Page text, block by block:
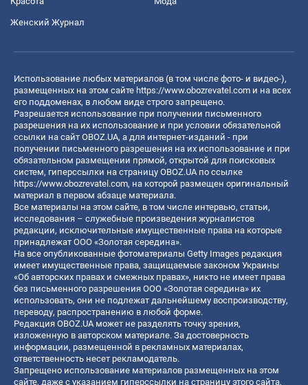
Женский Журнал
Использование любых материалов (в том числе фото- и видео-),
размещенных на этом сайте https://www.obozrevatel.com и на всех
его поддоменах, в любом виде строго запрещено.
Разрешается использование при получении письменного
разрешения на их использование и при условии обязательной
ссылки на сайт OBOZ.UA, а для интернет-изданий - при
получении письменного разрешения на их использование и при
обязательном размещении прямой, открытой для поисковых
систем, гиперссылки на страницу OBOZ.UA по ссылке
https://www.obozrevatel.com, на которой размещен оригинальный
материал в первом абзаце материала.
Все материалы на этом сайте, в том числе интервью, статьи,
исследования – служебные произведения журналистов
редакции, исключительные имущественные права на которые
принадлежат ООО «Золотая середина».
На все опубликованные фотоматериалы Getty Images редакция
имеет имущественные права, защищаемые законом Украины
«Об авторских правах и смежных правах», никто не имеет права
без письменного разрешения ООО «Золотая середина» их
использовать, они не подлежат дальнейшему воспроизводству,
переводу, распространению в любой форме.
Редакция OBOZ.UA может не разделять точку зрения,
изложенную в авторском материале. За достоверность
информации, размещенной в рекламных материалах,
ответственность несет рекламодатель.
Запрещено использование материалов размещенных на этом
сайте, даже с указанием гиперссылки на страницу этого сайта,